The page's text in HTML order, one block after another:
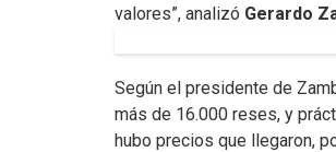
valores”, analizó Gerardo
Según el presidente de
más de 16.000 reses, y
hubo precios que llegaron,